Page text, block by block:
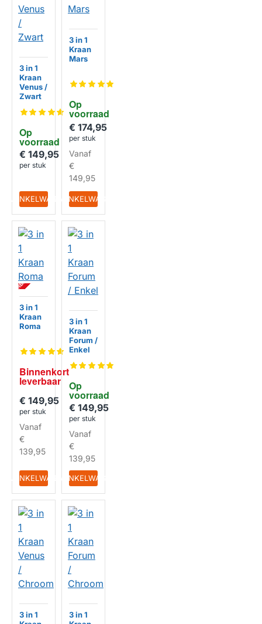
HUISMERK
Op
voorraad
3 in 1
Kraan
Venus /
Zwart
€ 149,95
per stuk
IN WINKELWAGEN
Op
voorraad
3 in 1
Kraan
Mars
€ 174,95
per stuk
Vanaf
€
149,95
IN WINKELWAGEN
BI
N
N
E
N
K
O
R
T
L
E
V
E
R
B
A
A
R
Binnenkort
leverbaar
3 in 1
Kraan
Roma
€ 149,95
per stuk
Vanaf
€
139,95
IN WINKELWAGEN
HUISMERK
Op
voorraad
3 in 1
Kraan
Forum /
Enkel
€ 149,95
per stuk
Vanaf
€
139,95
IN WINKELWAGEN
3 in 1
3 in 1